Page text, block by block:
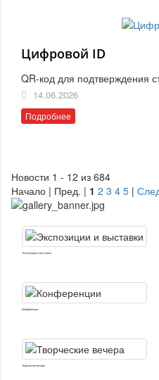
Цифровой ID
QR-код для подтверждения
14.06.2026
Подробнее
Новости 1 - 12 из 684
Начало | Пред. | 1 2 3 4 5 |
Экспозиции и выставки
Конференции
Творческие вечера